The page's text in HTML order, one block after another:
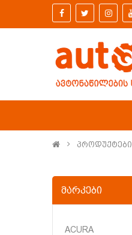
Პროდუქტები
ᲛᲐᲠᲙᲔᲑᲘ
ACURA